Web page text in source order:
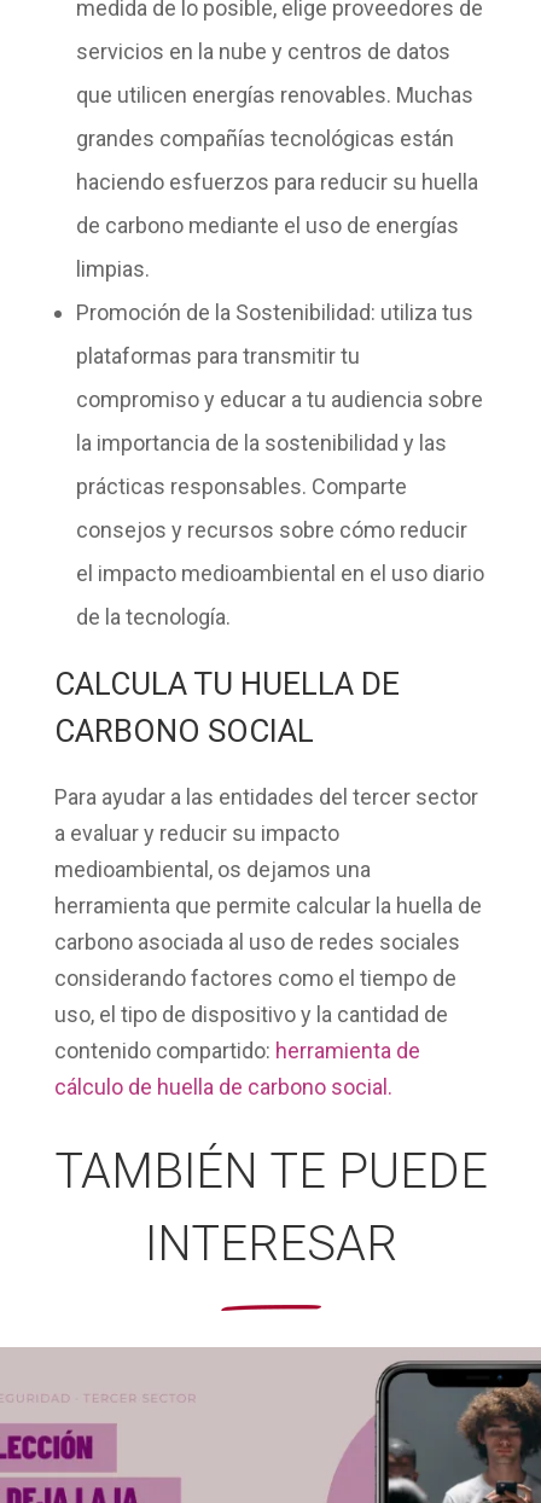
medida de lo posible, elige proveedores de
servicios en la nube y centros de datos
que utilicen energías renovables. Muchas
grandes compañías tecnológicas están
haciendo esfuerzos para reducir su huella
de carbono mediante el uso de energías
limpias.
Promoción de la Sostenibilidad: utiliza tus
plataformas para transmitir tu
compromiso y educar a tu audiencia sobre
la importancia de la sostenibilidad y las
prácticas responsables. Comparte
consejos y recursos sobre cómo reducir
el impacto medioambiental en el uso diario
de la tecnología.
CALCULA TU HUELLA DE
CARBONO SOCIAL
Para ayudar a las entidades del tercer sector
a evaluar y reducir su impacto
medioambiental, os dejamos una
herramienta que permite calcular la huella de
carbono asociada al uso de redes sociales
considerando factores como el tiempo de
uso, el tipo de dispositivo y la cantidad de
contenido compartido: herramienta de
cálculo de huella de carbono social.
TAMBIÉN TE PUEDE
INTERESAR